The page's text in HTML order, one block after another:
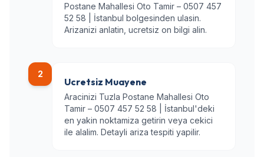
Postane Mahallesi Oto Tamir – 0507 457
52 58 | İstanbul bolgesinden ulasin.
Arizanizi anlatin, ucretsiz on bilgi alin.
2
Ucretsiz Muayene
Aracinizi Tuzla Postane Mahallesi Oto
Tamir – 0507 457 52 58 | İstanbul'deki
en yakin noktamiza getirin veya cekici
ile alalim. Detayli ariza tespiti yapilir.